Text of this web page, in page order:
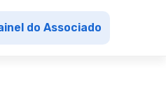
do Associado